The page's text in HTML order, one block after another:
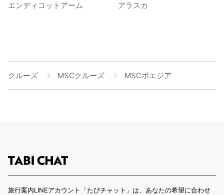
エンディコットアーム アラスカ
クルーズ MSCクルーズ MSCポエジア
旅行案内LINEアカウント「たびチャット」は、あなたの希望に合わせ